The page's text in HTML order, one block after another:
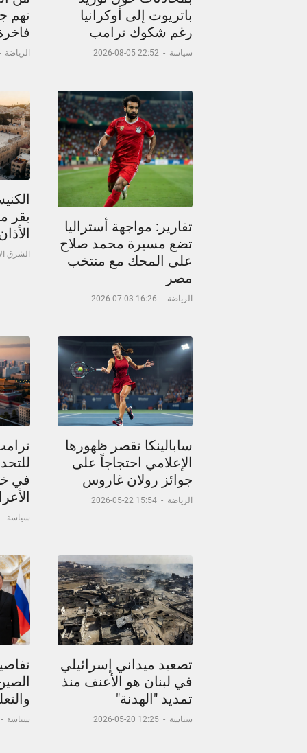
باتريوت إلى أوكرانيا
رغم شكوك ترامب
سياسة -
22:52 05-08-2026
تهم
الرياضة
تقارير: مواجهة أستراليا
تضع مسيرة محمد صلاح
على المحك مع منتخب
مصر
الرياضة -
16:26 03-07-2026
يقر
الشرق
سابالينكا تقصر ظهورها
الإعلامي احتجاجاً على
جوائز رولان غاروس
الرياضة -
15:54 22-05-2026
في
سياسة
تصعيد ميداني إسرائيلي
في لبنان هو الأعنف منذ
تمديد "الهدنة"
سياسة -
12:25 20-05-2026 سياسة